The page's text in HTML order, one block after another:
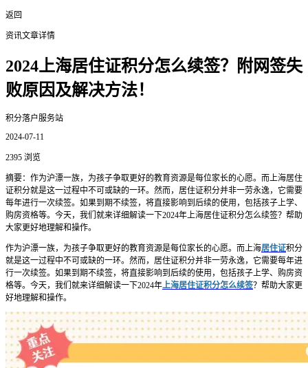
返回
资讯文章详情
2024上海居住证积分怎么续签？附网签失
败原因及解决方法！
积分落户服务站
2024-07-11
2395 浏览
摘要：作为沪漂一族，为孩子争取更好的教育资源是每位家长的心愿。而上海居住
证积分就是这一过程中不可或缺的一环。然而，居住证积分并非一劳永逸，它需要
每年进行一次续签。如果到期不续签，将直接影响到后续的使用，包括孩子上学、
购房资格等。今天，我们就来详细解读一下2024年上海居住证积分怎么续签？帮助
大家更好地理解和操作。
作为沪漂一族，为孩子争取更好的教育资源是每位家长的心愿。而上海居住证积分
就是这一过程中不可或缺的一环。然而，居住证积分并非一劳永逸，它需要每年进
行一次续签。如果到期不续签，将直接影响到后续的使用，包括孩子上学、购房资
格等。今天，我们就来详细解读一下2024年上海居住证积分怎么续签？帮助大家更
好地理解和操作。